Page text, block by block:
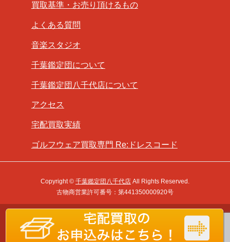
買取基準・お売り頂けるもの
よくある質問
音楽スタジオ
千葉鑑定団について
千葉鑑定団八千代店について
アクセス
宅配買取実績
ゴルフウェア買取専門 Re:ドレスコード
Copyright © 千葉鑑定団八千代店 All Rights Reserved.
古物商営業許可番号：第441350000920号